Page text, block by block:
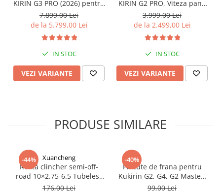
Unelte & truse
Adezivi & pastă termoconductoare
Rulouri de nichel
Tuburi termocontractabile
Șuruburi / kituri prindere
Publicitate & elemente expo
KIRIN G3 PRO (2026) pentru
Teren Accidentat (Off-Road
Electric Scooter) - Motor
Dual 2x1200W, Autonomie
de 80km, Viteză Până la
65km/h, Baterie 52V 23.2Ah
7.899,00 Lei
de la 5.799,00 Lei
IN STOC
VEZI VARIANTE
KIRIN G2 PRO, Viteza pana
la 45km/h, Autonomie
55Km, Motor 600W, 48V
15Ah
3.999,00 Lei
de la 2.499,00 Lei
IN STOC
VEZI VARIANTE
PRODUSE SIMILARE
-44% Xuancheng
Roată clincher semi-off-
road 10×2.75-6.5 Tubeless
[Xuancheng]
176,00 Lei
-40%
Placute de frana pentru
Kukirin G2, G4, G2 Master,
G3 Pro
99,00 Lei